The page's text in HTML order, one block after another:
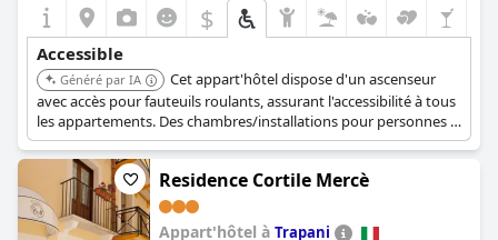
$
Accessible
Généré par IA
Cet appart'hôtel dispose d'un ascenseur
avec accès pour fauteuils roulants, assurant l'accessibilité à tous
les appartements. Des chambres/installations pour personnes à
mobilité réduite et un accès en fauteuil roulant sont disponibles.
Residence Cortile Mercè
Appart'hôtel à Trapani